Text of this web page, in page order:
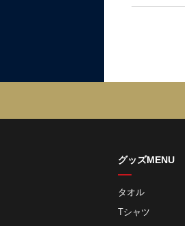
グッズMENU
タオル
Tシャツ